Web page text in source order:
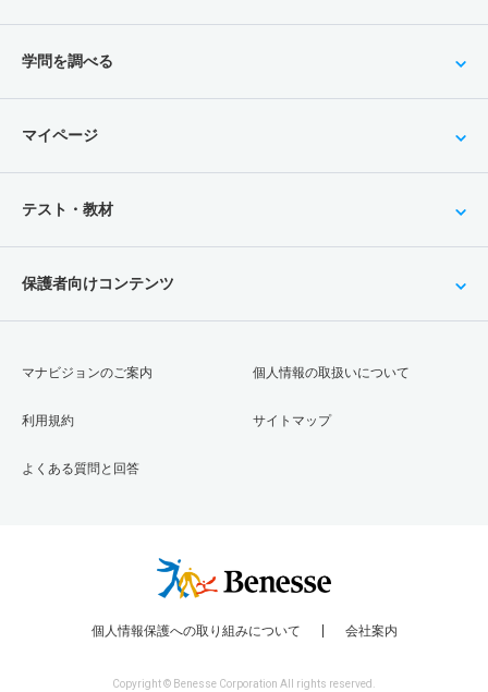
学問を調べる
マイページ
テスト・教材
保護者向けコンテンツ
マナビジョンのご案内
利用規約
よくある質問と回答
個人情報の取扱いについて
サイトマップ
個人情報保護への取り組みについて 会社案内
Copyright © Benesse Corporation All rights reserved.